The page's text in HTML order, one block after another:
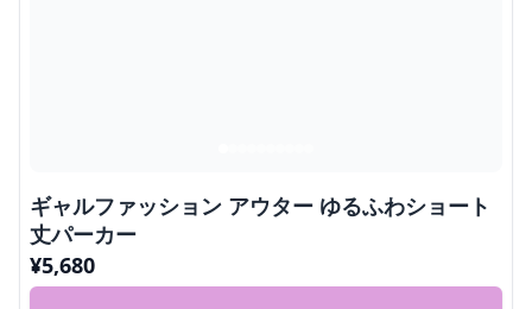
ギャルファッション アウター ゆるふわショート
丈パーカー
¥5,680